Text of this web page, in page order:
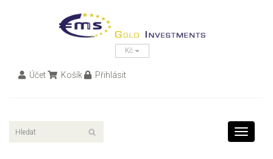
Kč
Účet Košík Přihlásit
Toggle